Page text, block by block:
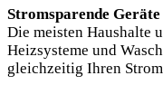
Stromsparende Geräte
Die meisten Haushalte
Heizsysteme und
gleichzeitig Ihren